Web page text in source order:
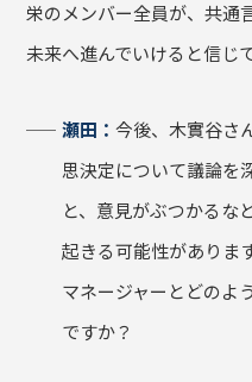
栄のメンバー全員が、共通
未来へ進んでいけると信じ
瀬田：今後、木實谷さ
思決定について議論を
と、意見がぶつかるな
起きる可能性がありま
マネージャーとどのよ
ですか？